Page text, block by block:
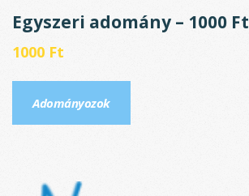
Egyszeri adomány – 1000 Ft
1000 Ft
Adományozok